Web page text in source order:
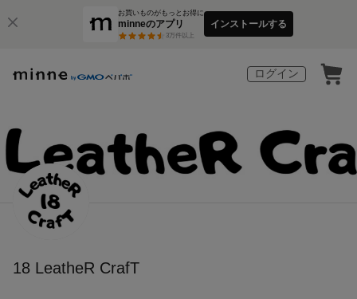
お買いものがもっとお得に
minneのアプリ
3万件以上
インストールする
ログイン
18 LeatheR CrafT